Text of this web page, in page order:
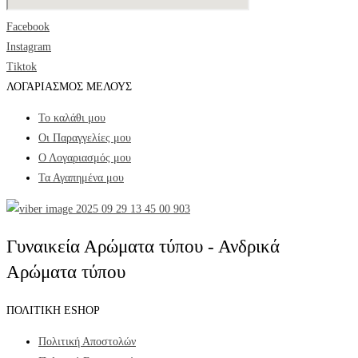
Facebook
Instagram
Tiktok
ΛΟΓΑΡΙΑΣΜΟΣ ΜΕΛΟΥΣ
Το καλάθι μου
Οι Παραγγελίες μου
Ο Λογαριασμός μου
Τα Αγαπημένα μου
Γυναικεία Αρώματα τύπου - Ανδρικά
Αρώματα τύπου
ΠΟΛΙΤΙΚΗ ESHOP
Πολιτική Αποστολών